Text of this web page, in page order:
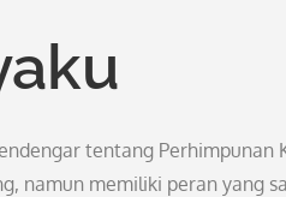
tentang
namun memiliki peran yang